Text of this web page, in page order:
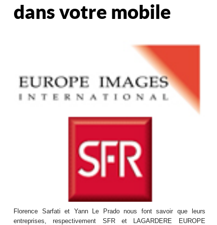
dans votre mobile
Florence Sarfati et Yann Le Prado nous font savoir que leurs
entreprises, respectivement SFR et LAGARDERE EUROPE